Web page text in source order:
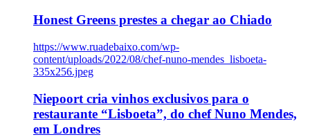
Honest Greens prestes a chegar ao Chiado
https://www.ruadebaixo.com/wp-
content/uploads/2022/08/chef-nuno-mendes_lisboeta-
335x256.jpeg
Niepoort cria vinhos exclusivos para o
restaurante “Lisboeta”, do chef Nuno Mendes,
em Londres